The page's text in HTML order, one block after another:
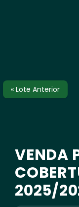
« Lote Anterior
VENDA
2025/